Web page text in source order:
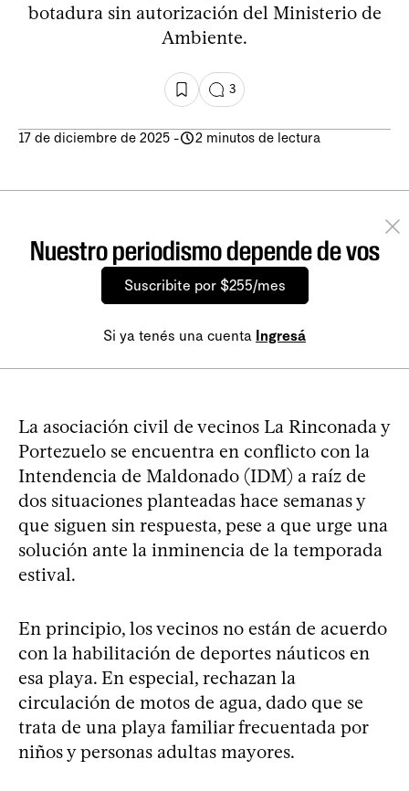
botadura sin autorización del Ministerio de
Ambiente.
3
17 de diciembre de 2025 - 2 minutos de lectura
Nuestro periodismo depende de vos
Suscribite por $255/mes
Si ya tenés una cuenta Ingresá
La asociación civil de vecinos La Rinconada y
Portezuelo se encuentra en conflicto con la
Intendencia de Maldonado (IDM) a raíz de
dos situaciones planteadas hace semanas y
que siguen sin respuesta, pese a que urge una
solución ante la inminencia de la temporada
estival.
En principio, los vecinos no están de acuerdo
con la habilitación de deportes náuticos en
esa playa. En especial, rechazan la
circulación de motos de agua, dado que se
trata de una playa familiar frecuentada por
niños y personas adultas mayores.